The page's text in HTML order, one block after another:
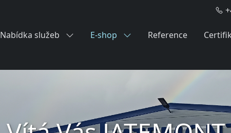
Nabídka služeb E-shop Reference